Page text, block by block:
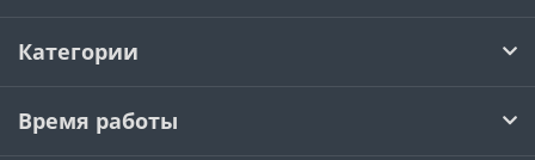
Категории
Время работы